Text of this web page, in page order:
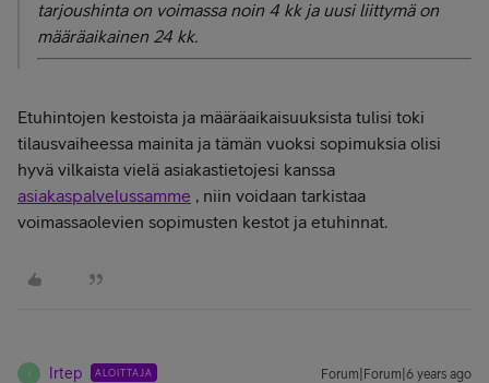
tarjoushinta on voimassa noin 4 kk ja uusi liittymä on
määräaikainen 24 kk.
Etuhintojen kestoista ja määräaikaisuuksista tulisi toki
tilausvaiheessa mainita ja tämän vuoksi sopimuksia olisi
hyvä vilkaista vielä asiakastietojesi kanssa
asiakaspalvelussamme , niin voidaan tarkistaa
voimassaolevien sopimusten kestot ja etuhinnat.
Irtep ALOITTAJA Forum|Forum|6 years ago